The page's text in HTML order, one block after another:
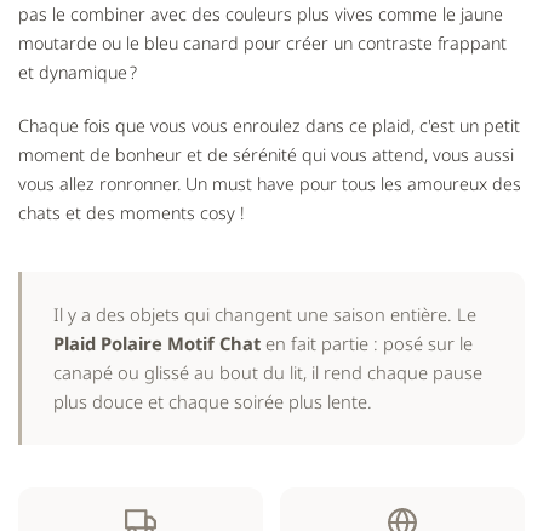
pas le combiner avec des couleurs plus vives comme le jaune
moutarde ou le bleu canard pour créer un contraste frappant
et dynamique ?
Chaque fois que vous vous enroulez dans ce plaid, c'est un petit
moment de bonheur et de sérénité qui vous attend, vous aussi
vous allez ronronner. Un must have pour tous les amoureux des
chats et des moments cosy !
Il y a des objets qui changent une saison entière. Le
Plaid Polaire Motif Chat en fait partie : posé sur le
canapé ou glissé au bout du lit, il rend chaque pause
plus douce et chaque soirée plus lente.